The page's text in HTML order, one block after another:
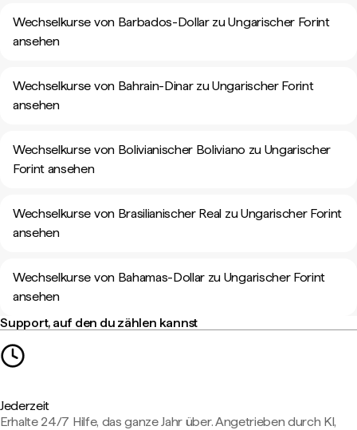
Wechselkurse von Barbados-Dollar zu Ungarischer Forint
ansehen
Wechselkurse von Bahrain-Dinar zu Ungarischer Forint
ansehen
Wechselkurse von Bolivianischer Boliviano zu Ungarischer
Forint ansehen
Wechselkurse von Brasilianischer Real zu Ungarischer Forint
ansehen
Wechselkurse von Bahamas-Dollar zu Ungarischer Forint
ansehen
Support, auf den du zählen kannst
Jederzeit
Erhalte 24/7 Hilfe, das ganze Jahr über. Angetrieben durch KI,